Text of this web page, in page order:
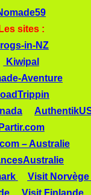
Les sites :
in-NZ
Kiwipal
Aventure
Partir.com
– Australie
Visit Norvège
Visit Finlande